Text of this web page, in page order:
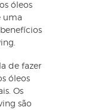
óleos
uma
de fazer
óleos
Os
são